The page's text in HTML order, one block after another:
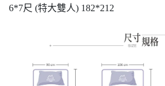
6*7尺 (特大雙人) 182*212